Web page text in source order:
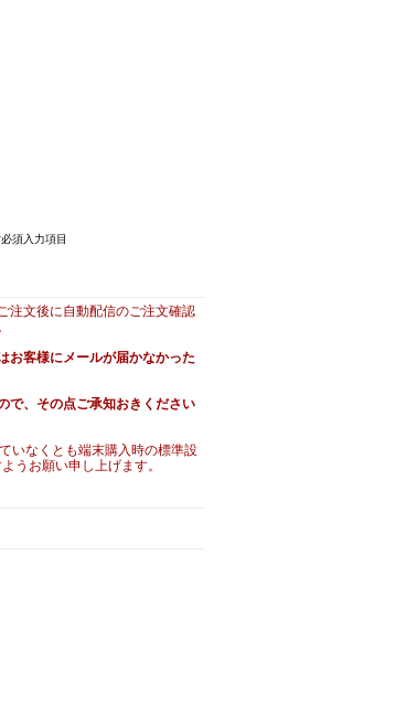
必須入力項目
注文後に自動配信のご注文確認
お客様にメールが届かなかった
で、その点ご承知おきください
いなくとも端末購入時の標準設
うお願い申し上げます。